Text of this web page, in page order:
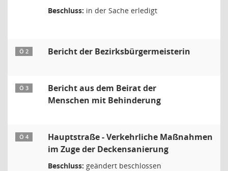
Beschluss: in der Sache erledigt
Ö 2 Bericht der Bezirksbürgermeisterin
Ö 3
Bericht aus dem Beirat der
Menschen mit Behinderung
Ö 4
Hauptstraße - Verkehrliche Maßnahmen
im Zuge der Deckensanierung
Beschluss: geändert beschlossen